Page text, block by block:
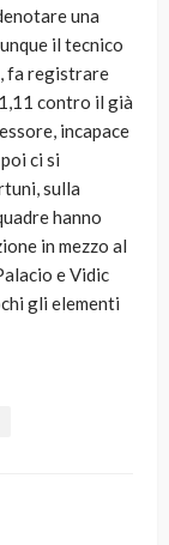
una
il tecnico
fa registrare
contro il già
incapace
ci si
sulla
hanno
in mezzo al
e Vidic
gli elementi